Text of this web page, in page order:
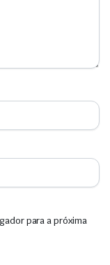
para a próxima